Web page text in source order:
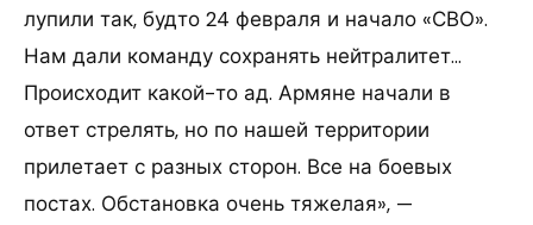
лупили так, будто 24 февраля и начало «СВО».
Нам дали команду сохранять нейтралитет…
Происходит какой-то ад. Армяне начали в
ответ стрелять, но по нашей территории
прилетает с разных сторон. Все на боевых
постах. Обстановка очень тяжелая», —